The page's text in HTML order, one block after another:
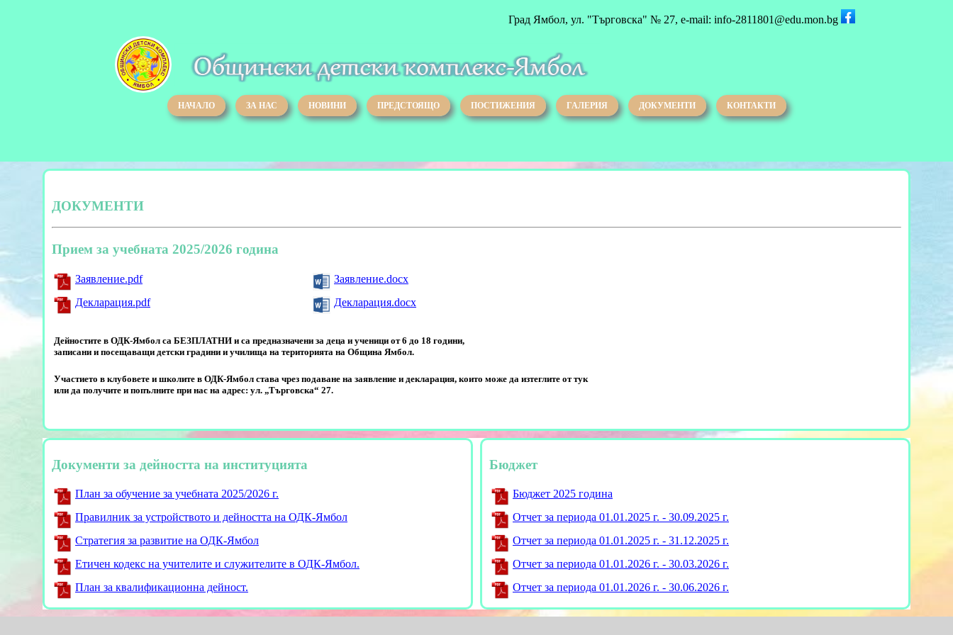
Град Ямбол, ул. "Търговска" № 27, e-mail: info-2811801@edu.mon.bg
НАЧАЛО ЗА НАС НОВИНИ ПРЕДСТОЯЩО ПОСТИЖЕНИЯ ГАЛЕРИЯ ДОКУМЕНТИ КОНТАКТИ
ДОКУМЕНТИ
Прием за учебната 2025/2026 година
Заявление.pdf
Заявление.docx
Декларация.pdf
Декларация.docx
Дейностите в ОДК-Ямбол са БЕЗПЛАТНИ и са предназначени за деца и ученици от 6 до 18 години,
записани и посещаващи детски градини и училища на територията на Община Ямбол.
Участието в клубовете и школите в ОДК-Ямбол става чрез подаване на заявление и декларация, които може да изтеглите от тук
или да получите и попълните при нас на адрес: ул. „Търговска“ 27.
Документи за дейността на институцията
План за обучение за учебната 2025/2026 г.
Правилник за устройството и дейността на ОДК-Ямбол
Стратегия за развитие на ОДК-Ямбол
Етичен кодекс на учителите и служителите в ОДК-Ямбол.
План за квалификационна дейност.
Бюджет
Бюджет 2025 година
Отчет за периода 01.01.2025 г. - 30.09.2025 г.
Отчет за периода 01.01.2025 г. - 31.12.2025 г.
Отчет за периода 01.01.2026 г. - 30.03.2026 г.
Отчет за периода 01.01.2026 г. - 30.06.2026 г.